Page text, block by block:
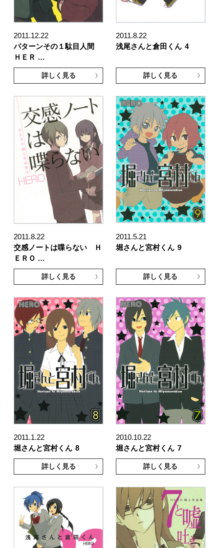
2011.12.22
パターンその１駄目人間
ＨＥＲ …
詳しく見る
2011.8.22
浅尾さんと倉田くん 4
詳しく見る
2011.8.22
交感ノートは喋らない Ｈ
ＥＲＯ …
詳しく見る
2011.5.21
堀さんと宮村くん 9
詳しく見る
2011.1.22
堀さんと宮村くん 8
詳しく見る
2010.10.22
堀さんと宮村くん 7
詳しく見る